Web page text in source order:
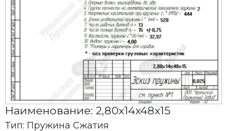
Наименование: 2,80x14x48x15
Тип: Пружина Сжатия